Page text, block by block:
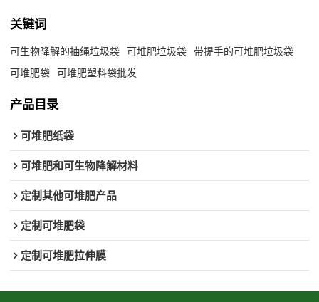
关键词
可生物降解的抽绳垃圾袋 可堆肥垃圾袋 带提手的可堆肥垃圾袋
可堆肥袋 可堆肥塑料袋批发
产品目录
可堆肥纸袋
可堆肥和可生物降解材料
定制其他可堆肥产品
定制可堆肥袋
定制可堆肥拉伸膜